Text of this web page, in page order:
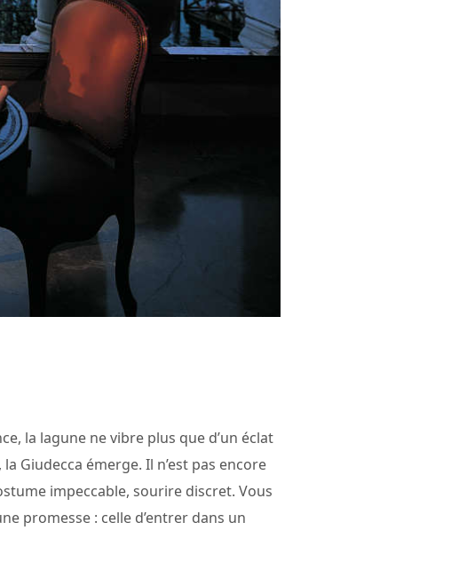
la lagune ne vibre plus que d’un éclat
Giudecca émerge. Il n’est pas encore
impeccable, sourire discret. Vous
promesse : celle d’entrer dans un